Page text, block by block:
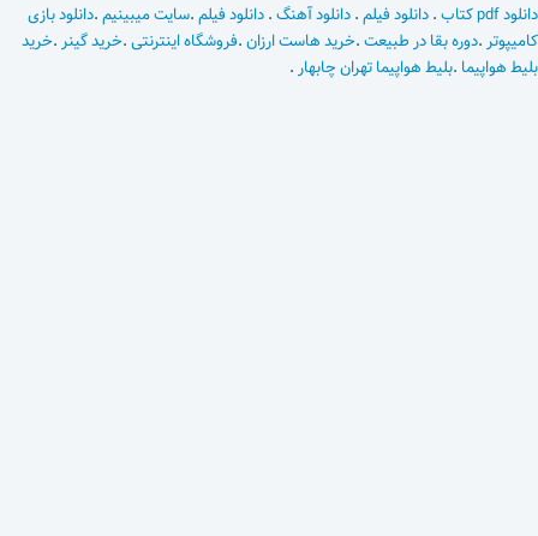
دانلود pdf کتاب .دانلود فیلم.دانلود آهنگ.دانلود فیلم.سایت میبینیم.دانلود بازی
کامیپوتر .دوره بقا در طبیعت.خرید هاست ارزان.فروشگاه اینترنتی.خرید گینر .خرید
بلیط هواپیما .بلیط هواپیما تهران چابهار .